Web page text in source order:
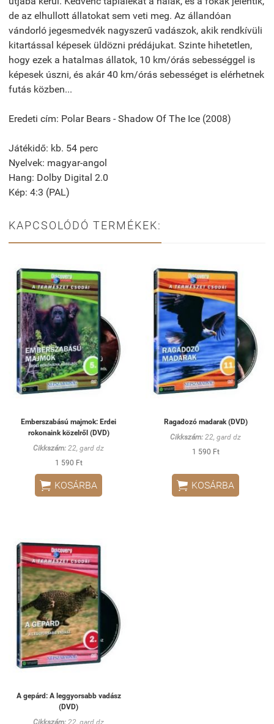
de az elhullott állatokat sem veti meg. Az állandóan
vándorló jegesmedvék nagyszerű vadászok, akik rendkívüli
kitartással képesek üldözni prédájukat. Szinte hihetetlen,
hogy ezek a hatalmas állatok, 10 km/órás sebességgel is
képesek úszni, és akár 40 km/órás sebességet is elérhetnek
futás közben...
Eredeti cím: Polar Bears - Shadow Of The Ice (2008)
Játékidő: kb. 54 perc
Nyelvek: magyar-angol
Hang: Dolby Digital 2.0
Kép: 4:3 (PAL)
KAPCSOLÓDÓ TERMÉKEK:
Emberszabású majmok: Erdei
rokonaink közelről (DVD)
Cikkszám: 22, gard dz
1 590 Ft
 KOSÁRBA
Ragadozó madarak (DVD)
Cikkszám: 22, gard dz
1 590 Ft
 KOSÁRBA
A gepárd: A leggyorsabb vadász
(DVD)
Cikkszám: 22, gard dz